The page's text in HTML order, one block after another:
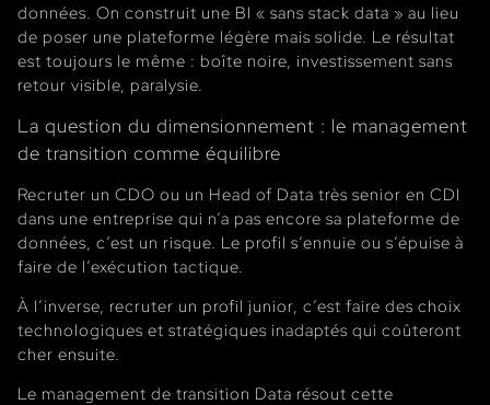
données. On construit une BI « sans stack data » au lieu
de poser une plateforme légère mais solide. Le résultat
est toujours le même : boîte noire, investissement sans
retour visible, paralysie.
La question du dimensionnement : le management
de transition comme équilibre
Recruter un CDO ou un Head of Data très senior en CDI
dans une entreprise qui n’a pas encore sa plateforme de
données, c’est un risque. Le profil s’ennuie ou s’épuise à
faire de l’exécution tactique.
À l’inverse, recruter un profil junior, c’est faire des choix
technologiques et stratégiques inadaptés qui coûteront
cher ensuite.
Le management de transition Data résout cette